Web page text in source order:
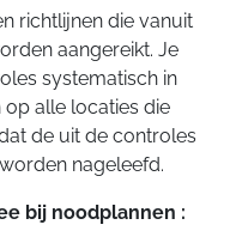
richtlijnen die vanuit
aangereikt. Je
systematisch in
alle locaties die
de uit de controles
nageleefd.
bij noodplannen :